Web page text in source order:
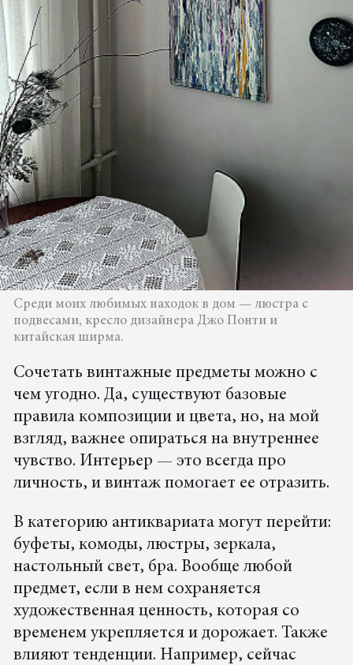
Среди моих любимых находок в дом — люстра с
подвесами, кресло дизайнера Джо Понти и
китайская ширма.
Сочетать винтажные предметы можно с
чем угодно. Да, существуют базовые
правила композиции и цвета, но, на мой
взгляд, важнее опираться на внутреннее
чувство. Интерьер — это всегда про
личность, и винтаж помогает ее отразить.
В категорию антиквариата могут перейти:
буфеты, комоды, люстры, зеркала,
настольный свет, бра. Вообще любой
предмет, если в нем сохраняется
художественная ценность, которая со
временем укрепляется и дорожает. Также
влияют тенденции. Например, сейчас